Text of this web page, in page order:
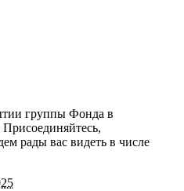
группы Фонда в
рады вас видеть в числе